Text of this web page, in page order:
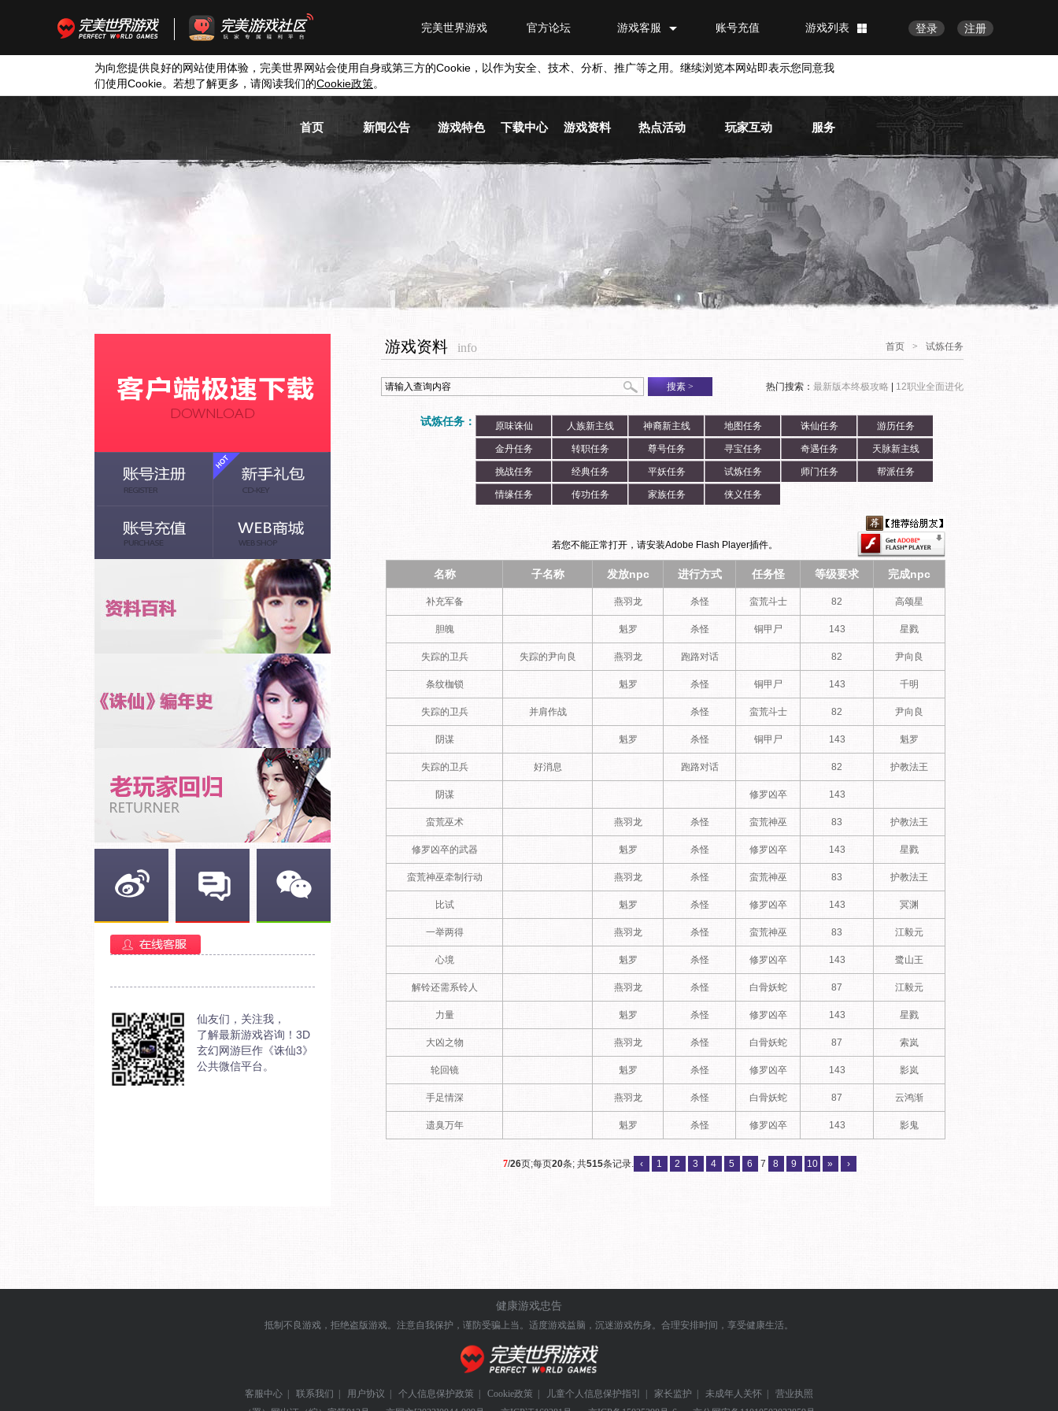
注册
登录
游戏列表
账号充值
游戏客服
官方论坛
完美世界游戏
为向您提供良好的网站使用体验，完美世界网站会使用自身或第三方的Cookie ，以作为安全、技术、分析、推广等之用。继续浏览本网站即表示您同意我
们使用Cookie。若想了解更多，请阅读我们的Cookie政策。
首页 新闻公告 游戏特色 下载中心 游戏资料 热点活动 玩家互动 服务
游戏新闻
活动信息
游戏背景
职业介绍
新手指南
活动专区
兑换平台
官方微博
常见问题
物品找回
账号安全
VIP会员
仙友们，关注我，
了解最新游戏咨询！3D
玄幻网游巨作《诛仙3》
公共微信平台。
首页 > 试炼任务
游戏资料 info
热门搜索： 最新版本终极攻略 12职业全面进化
搜素 >
试炼任务： 原味诛仙 人族新主线 神裔新主线 地图任务 诛仙任务 游历任务
金丹任务 转职任务 尊号任务 寻宝任务 奇遇任务 天脉新主线
挑战任务 经典任务 平妖任务 试炼任务 师门任务 帮派任务
情缘任务 传功任务 家族任务 侠义任务
若您不能正常打开，请安装Adobe Flash Player插件。
名称 子名称 发放npc 进行方式 任务怪 等级要求 完成npc
补充军备 燕羽龙 杀怪 蛮荒斗士 82 高颂星
胆魄 魁罗 杀怪 铜甲尸 143 星戮
失踪的卫兵 失踪的尹向良 燕羽龙 跑路对话 82 尹向良
条纹枷锁 魁罗 杀怪 铜甲尸 143 千明
失踪的卫兵 并肩作战 杀怪 蛮荒斗士 82 尹向良
阴谋 魁罗 杀怪 铜甲尸 143 魁罗
失踪的卫兵 好消息 跑路对话 82 护教法王
阴谋 修罗凶卒 143
蛮荒巫术 燕羽龙 杀怪 蛮荒神巫 83 护教法王
修罗凶卒的武器 魁罗 杀怪 修罗凶卒 143 星戮
蛮荒神巫牵制行动 燕羽龙 杀怪 蛮荒神巫 83 护教法王
比试 魁罗 杀怪 修罗凶卒 143 冥渊
一举两得 燕羽龙 杀怪 蛮荒神巫 83 江毅元
心境 魁罗 杀怪 修罗凶卒 143 鹭山王
解铃还需系铃人 燕羽龙 杀怪 白骨妖蛇 87 江毅元
力量 魁罗 杀怪 修罗凶卒 143 星戮
大凶之物 燕羽龙 杀怪 白骨妖蛇 87 索岚
轮回镜 魁罗 杀怪 修罗凶卒 143 影岚
手足情深 燕羽龙 杀怪 白骨妖蛇 87 云鸿渐
遗臭万年 魁罗 杀怪 修罗凶卒 143 影鬼
7/26页;每页20条; 共515条记录. ‹ 1 2 3 4 5 6 7 8 9 10 » ›
健康游戏忠告
抵制不良游戏，拒绝盗版游戏。注意自我保护，谨防受骗上当。 适度游戏益脑，沉迷游戏伤身。合理安排时间，享受健康生活。
客服中心 | 联系我们 | 用户协议 | 个人信息保护政策 | Cookie政策 | 儿童个人信息保护指引 | 家长监护 | 未成年人关怀 |
营业执照